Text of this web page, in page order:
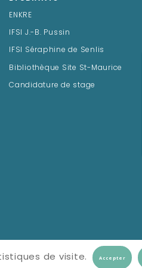
ENKRE
IFSI J.-B. Pussin
IFSI Séraphine de Senlis
Bibliothèque Site St-Maurice
Candidature de stage
de visite.